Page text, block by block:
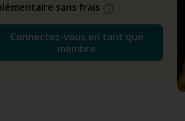
sans frais
Connectez-vous en tant que
membre